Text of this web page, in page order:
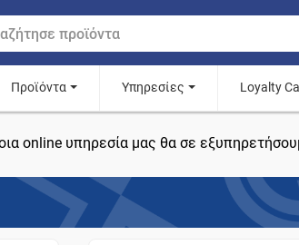
Προϊόντα Υπηρεσίες Loyalty
online υπηρεσία μας θα σε